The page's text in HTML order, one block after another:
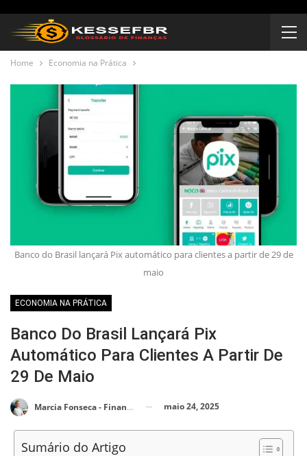
Home Economia na Prática
Banco do Brasil lançará Pix automático para clientes a partir de 29 de
maio
ECONOMIA NA PRÁTICA
Banco Do Brasil Lançará Pix
Automático Para Clientes A Partir De
29 De Maio
Marcia Fonseca - Financial Consultant maio 24, 2025
Sumário do Artigo